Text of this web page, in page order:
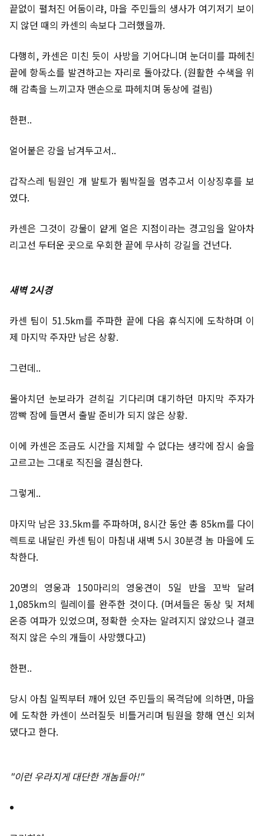
끝없이 펼처진 어둠이랴, 마을 주민들의 생사가 여기저기 보이
지 않던 때의 카센의 속보다 그러했을까.
다행히, 카센은 미친 듯이 사방을 기어다니며 눈더미를 파헤친
끝에 항독소를 발견하고는 자리로 돌아갔다. (원활한 수색을 위
해 감촉을 느끼고자 맨손으로 파헤치며 동상에 걸림)
한편..
얼어붙은 강을 남겨두고서..
갑작스레 팀원인 개 발토가 뜀박질을 멈추고서 이상징후를 보
였다.
카센은 그것이 강물이 얕게 얼은 지점이라는 경고임을 알아차
리고선 두터운 곳으로 우회한 끝에 무사히 강길을 건넌다.
새벽 2시경
카센 팀이 51.5km를 주파한 끝에 다음 휴식지에 도착하며 이
제 마지막 주자만 남은 상황.
그런데..
몰아치던 눈보라가 걷히길 기다리며 대기하던 마지막 주자가
깜빡 잠에 들면서 출발 준비가 되지 않은 상황.
이에 카센은 조금도 시간을 지체할 수 없다는 생각에 잠시 숨을
고르고는 그대로 직진을 결심한다.
그렇게..
마지막 남은 33.5km를 주파하며, 8시간 동안 총 85km를 다이
렉트로 내달린 카센 팀이 마침내 새벽 5시 30분경 놈 마을에 도
착한다.
20명의 영웅과 150마리의 영웅견이 5일 반을 꼬박 달려
1,085km의 릴레이를 완주한 것이다. (머셔들은 동상 및 저체
온증 여파가 있었으며, 정확한 숫자는 알려지지 않았으나 결코
적지 않은 수의 개들이 사망했다고)
한편..
당시 아침 일찍부터 깨어 있던 주민들의 목격담에 의하면, 마을
에 도착한 카센이 쓰러질듯 비틀거리며 팀원을 향해 연신 외쳐
댔다고 한다.
"이런 우라지게 대단한 개놈들아!"